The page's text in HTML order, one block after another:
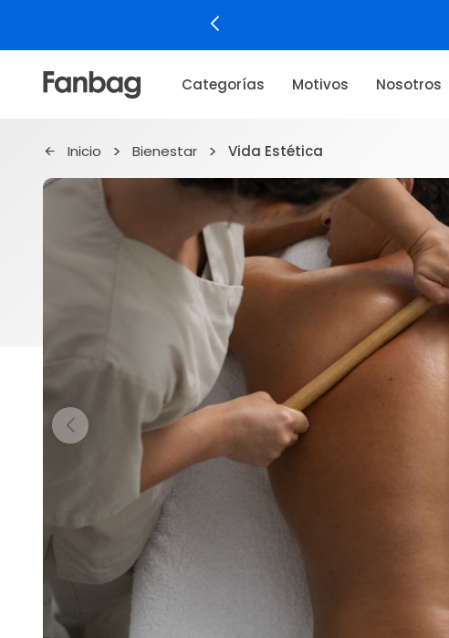
Categorías Motivos Nosotros
Inicio Bienestar Vida Estética